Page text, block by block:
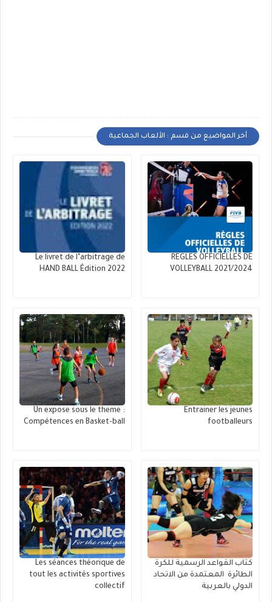
أخر المواضيع من قسم : الألعاب الجماعية
REGLES OFFICIELLES DE
VOLLEYBALL 2021/2024
Le livret de l’arbitrage de
HAND BALL Édition 2022
Entrainer les jeunes
footballeurs
Un expose sous le theme :
Compétences en Basket-ball
كتاب القواعد الرسمية للكرة
الطائرة المعتمدة من الاتحاد
الدولي بالعربية
Les séances théorique de
tout les activités sportives
collectif